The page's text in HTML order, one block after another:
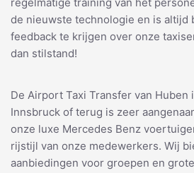
de nieuwste technologie en is altijd
feedback te krijgen over onze
dan stilstand!
De Airport Taxi Transfer van Huben
Innsbruck of terug is zeer
onze luxe Mercedes Benz
rijstijl van onze medewerkers. Wij
aanbiedingen voor groepen en